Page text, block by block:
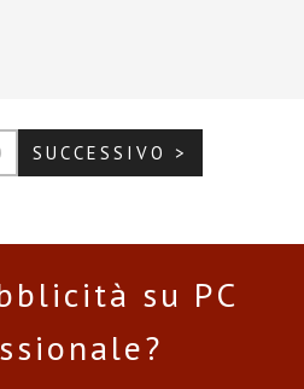
SUCCESSIVO >
su PC